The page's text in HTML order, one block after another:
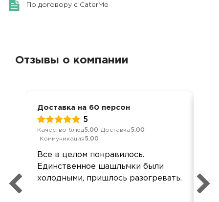
По договору с CaterMe
Отзывы о компании
Доставка на 60 персон
5
Качество блюд5.00 Доставка5.00
Коммуникация5.00
Все в целом понравилось.
Единственное шашлычки были
холодными, пришлось разогревать.